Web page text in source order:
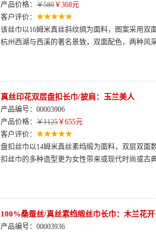
产品价格： ￥580￥368元
客户评价：
该丝巾以16姆米真丝斜纹绸为面料，图案采用双
杭州西湖与西溪的著名景致，双面配色，两种风
真丝印花双层盘扣长巾/披肩：玉兰美人
产品编号：00003906
产品价格： ￥1125￥655元
客户评价：
盘扣丝巾以14姆米真丝素绉缎为面料，双层双面
扣丝巾的多种造型更为女性带来或现代时尚或古
100%桑蚕丝/真丝素绉缎丝巾长巾：木兰花开
产品编号：00003936